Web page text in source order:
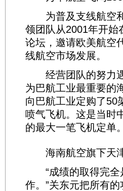
为普及支线航空和
领团队从2001年开始
论坛，邀请欧美航空
线航空市场发展。
经营团队的努力遇
为巴航工业最重要的
向巴航工业定购了50
喷气飞机。这是当时
的最大一笔飞机定单。
海南航空旗下天津
“成绩的取得完全
作。”关东元把所有